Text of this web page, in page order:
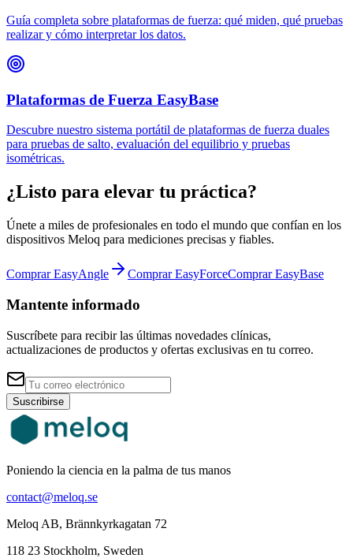
Guía completa sobre plataformas de fuerza: qué miden, qué pruebas
realizar y cómo interpretar los datos.
Plataformas de Fuerza EasyBase
Descubre nuestro sistema portátil de plataformas de fuerza duales
para pruebas de salto, evaluación del equilibrio y pruebas
isométricas.
¿Listo para elevar tu práctica?
Únete a miles de profesionales en todo el mundo que confían en los
dispositivos Meloq para mediciones precisas y fiables.
Comprar EasyAngle Comprar EasyForceComprar EasyBase
Mantente informado
Suscríbete para recibir las últimas novedades clínicas,
actualizaciones de productos y ofertas exclusivas en tu correo.
Suscribirse
Poniendo la ciencia en la palma de tus manos
contact@meloq.se
Meloq AB, Brännkyrkagatan 72
118 23 Stockholm, Sweden